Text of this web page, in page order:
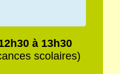
à 13h30
scolaires)